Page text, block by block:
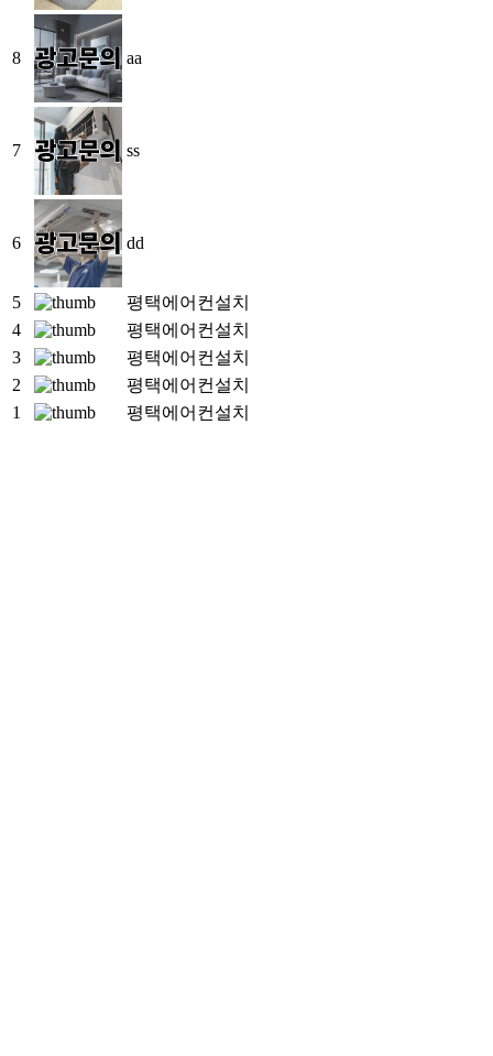
8 aa
7 ss
6 dd
5
평택에어컨설치
4
평택에어컨설치
3
평택에어컨설치
2
평택에어컨설치
1
평택에어컨설치